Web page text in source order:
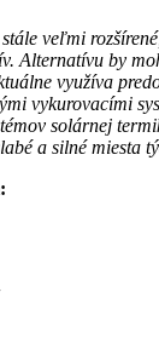
stále veľmi
Alternatívu by
využíva
vykurovacími
solárnej
a silné miesta